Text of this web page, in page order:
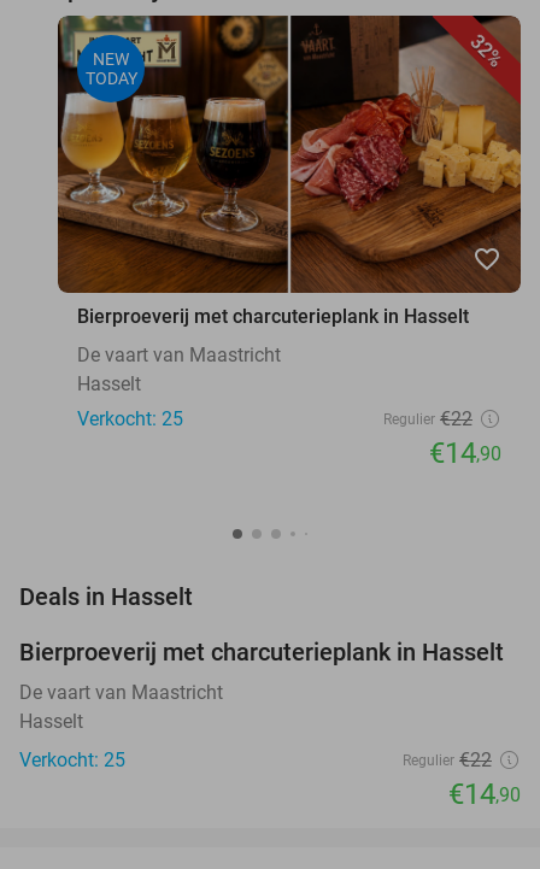
32%
NEW
TODAY
favorite_border
Bierproeverij met charcuterieplank in Hasselt
De vaart van Maastricht
Hasselt
Verkocht: 25
Regulier €22
€14,90
Deals in Hasselt
32%
NEW
TODAY
Bierproeverij met charcuterieplank in Hasselt
De vaart van Maastricht
Hasselt
Verkocht: 25
Regulier €22
€14,90